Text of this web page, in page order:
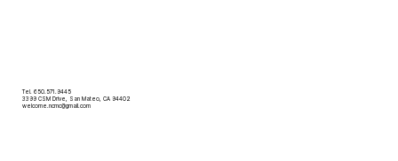
Tel. 650.571.9445
3399 CSM Drive, San Mateo, CA 94402
welcome.ncmc@gmail.com